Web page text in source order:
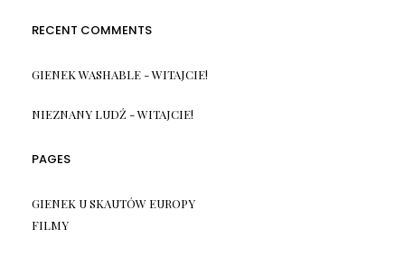
RECENT COMMENTS
GIENEK WASHABLE-WITAJCIE!
NIEZNANY LUDŹ -WITAJCIE!
PAGES
GIENEK U SKAUTÓW EUROPY
FILMY